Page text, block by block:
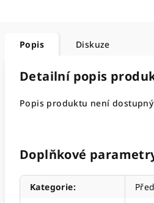
Popis Diskuze
Detailní popis
Popis produktu není dostupný
Doplňkové
Kategorie: